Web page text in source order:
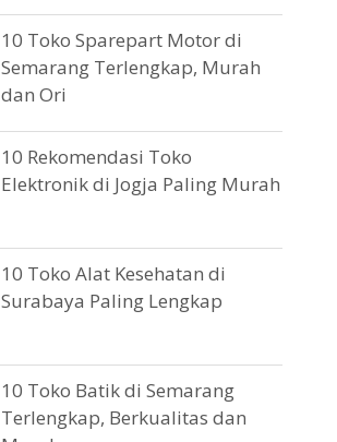
10 Toko Sparepart Motor di
Semarang Terlengkap, Murah
dan Ori
10 Rekomendasi Toko
Elektronik di Jogja Paling Murah
10 Toko Alat Kesehatan di
Surabaya Paling Lengkap
10 Toko Batik di Semarang
Terlengkap, Berkualitas dan